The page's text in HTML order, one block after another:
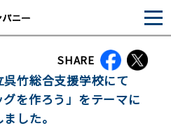
SHARE
呉竹総合支援学校にて
グを作ろう」をテーマに
した。